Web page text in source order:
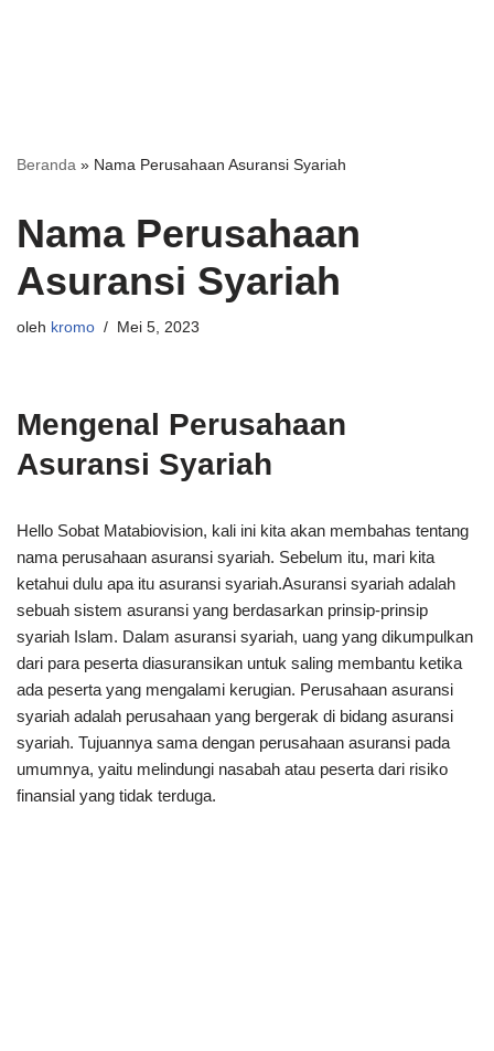
Beranda » Nama Perusahaan Asuransi Syariah
Nama Perusahaan
Asuransi Syariah
oleh kromo Mei 5, 2023
Mengenal Perusahaan
Asuransi Syariah
Hello Sobat Matabiovision, kali ini kita akan membahas tentang
nama perusahaan asuransi syariah. Sebelum itu, mari kita
ketahui dulu apa itu asuransi syariah.Asuransi syariah adalah
sebuah sistem asuransi yang berdasarkan prinsip-prinsip
syariah Islam. Dalam asuransi syariah, uang yang dikumpulkan
dari para peserta diasuransikan untuk saling membantu ketika
ada peserta yang mengalami kerugian. Perusahaan asuransi
syariah adalah perusahaan yang bergerak di bidang asuransi
syariah. Tujuannya sama dengan perusahaan asuransi pada
umumnya, yaitu melindungi nasabah atau peserta dari risiko
finansial yang tidak terduga.